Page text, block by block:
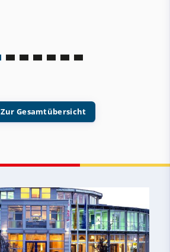
Zur Gesamtübersicht